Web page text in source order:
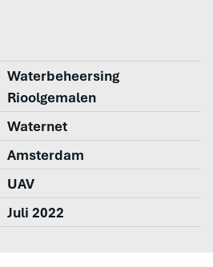
Waterbeheersing
Rioolgemalen
Waternet
Amsterdam
UAV
Juli 2022